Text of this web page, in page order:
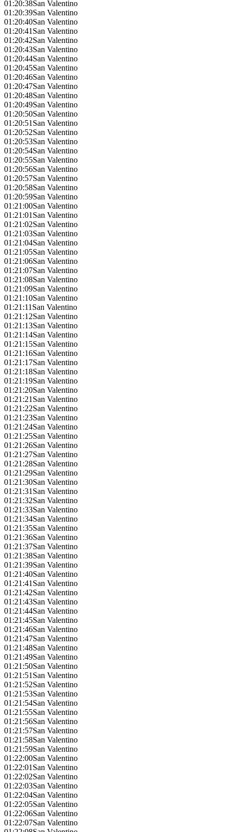
01:20:38San Valentino
01:20:39San Valentino
01:20:40San Valentino
01:20:41San Valentino
01:20:42San Valentino
01:20:43San Valentino
01:20:44San Valentino
01:20:45San Valentino
01:20:46San Valentino
01:20:47San Valentino
01:20:48San Valentino
01:20:49San Valentino
01:20:50San Valentino
01:20:51San Valentino
01:20:52San Valentino
01:20:53San Valentino
01:20:54San Valentino
01:20:55San Valentino
01:20:56San Valentino
01:20:57San Valentino
01:20:58San Valentino
01:20:59San Valentino
01:21:00San Valentino
01:21:01San Valentino
01:21:02San Valentino
01:21:03San Valentino
01:21:04San Valentino
01:21:05San Valentino
01:21:06San Valentino
01:21:07San Valentino
01:21:08San Valentino
01:21:09San Valentino
01:21:10San Valentino
01:21:11San Valentino
01:21:12San Valentino
01:21:13San Valentino
01:21:14San Valentino
01:21:15San Valentino
01:21:16San Valentino
01:21:17San Valentino
01:21:18San Valentino
01:21:19San Valentino
01:21:20San Valentino
01:21:21San Valentino
01:21:22San Valentino
01:21:23San Valentino
01:21:24San Valentino
01:21:25San Valentino
01:21:26San Valentino
01:21:27San Valentino
01:21:28San Valentino
01:21:29San Valentino
01:21:30San Valentino
01:21:31San Valentino
01:21:32San Valentino
01:21:33San Valentino
01:21:34San Valentino
01:21:35San Valentino
01:21:36San Valentino
01:21:37San Valentino
01:21:38San Valentino
01:21:39San Valentino
01:21:40San Valentino
01:21:41San Valentino
01:21:42San Valentino
01:21:43San Valentino
01:21:44San Valentino
01:21:45San Valentino
01:21:46San Valentino
01:21:47San Valentino
01:21:48San Valentino
01:21:49San Valentino
01:21:50San Valentino
01:21:51San Valentino
01:21:52San Valentino
01:21:53San Valentino
01:21:54San Valentino
01:21:55San Valentino
01:21:56San Valentino
01:21:57San Valentino
01:21:58San Valentino
01:21:59San Valentino
01:22:00San Valentino
01:22:01San Valentino
01:22:02San Valentino
01:22:03San Valentino
01:22:04San Valentino
01:22:05San Valentino
01:22:06San Valentino
01:22:07San Valentino